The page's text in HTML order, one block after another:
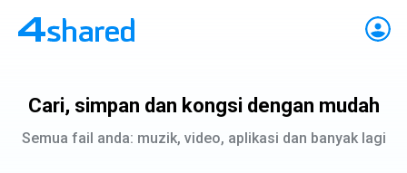
Cari, simpan dan kongsi dengan mudah
Semua fail anda: muzik, video, aplikasi dan banyak lagi